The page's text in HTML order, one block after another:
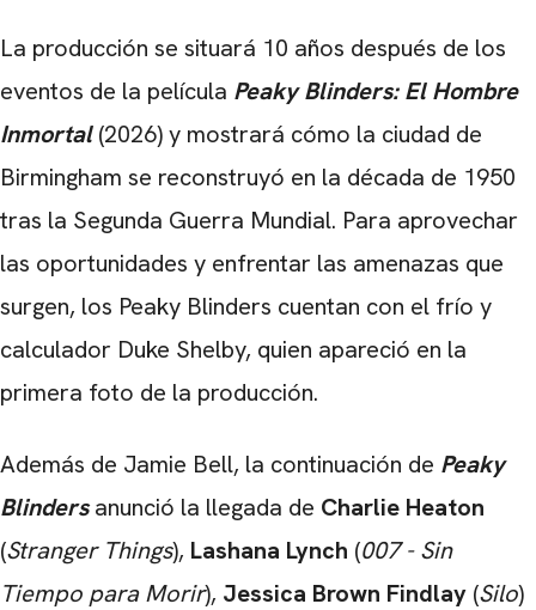
La producción se situará 10 años después de los
eventos de la película Peaky Blinders: El Hombre
Inmortal(2026) y mostrará cómo la ciudad de
Birmingham se reconstruyó en la década de 1950
tras la Segunda Guerra Mundial. Para aprovechar
las oportunidades y enfrentar las amenazas que
surgen, los Peaky Blinders cuentan con el frío y
calculador Duke Shelby, quien apareció en la
primera foto de la producción.
Además de Jamie Bell, la continuación de Peaky
Blinders anunció la llegada de Charlie Heaton
(Stranger Things), Lashana Lynch (007 - Sin
Tiempo para Morir), Jessica Brown Findlay (Silo)